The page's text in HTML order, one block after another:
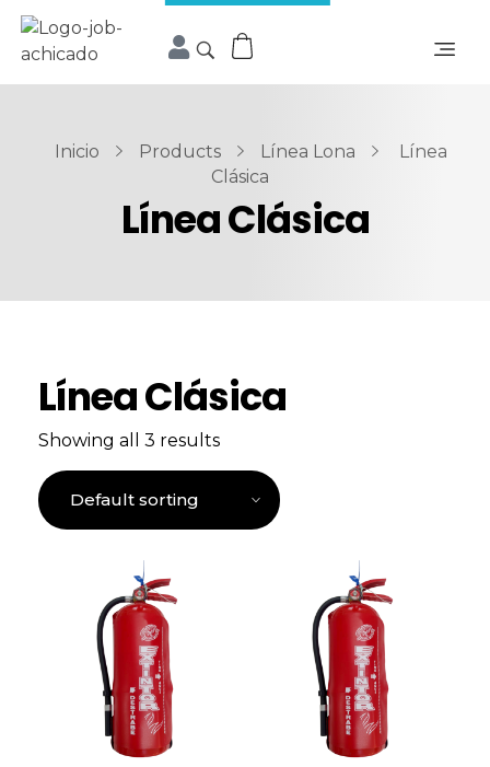
Inicio Products Línea Lona
Línea
Clásica
Línea Clásica
Línea Clásica
Showing all 3 results